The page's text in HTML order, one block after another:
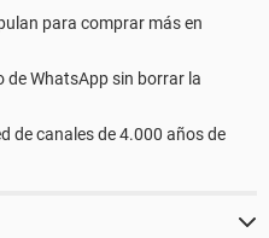
para comprar más en
de WhatsApp sin borrar la
de canales de 4.000 años de